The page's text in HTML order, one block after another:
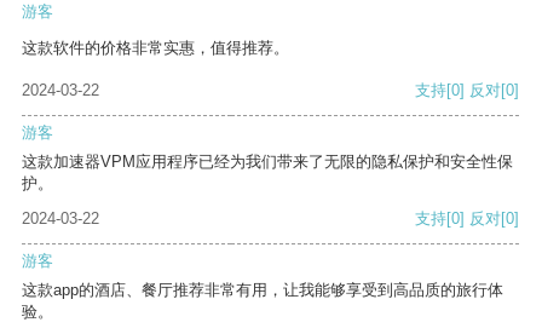
游客
这款软件的价格非常实惠，值得推荐。
2024-03-22 支持[0] 反对[0]
游客
这款加速器VPM应用程序已经为我们带来了无限的隐私保护和安全性保
护。
2024-03-22
支持[0] 反对[0]
游客
这款app的酒店、餐厅推荐非常有用，让我能够享受到高品质的旅行体
验。